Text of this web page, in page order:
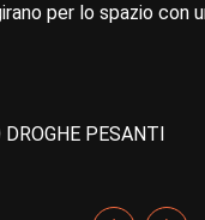
per lo spazio con
PESANTI